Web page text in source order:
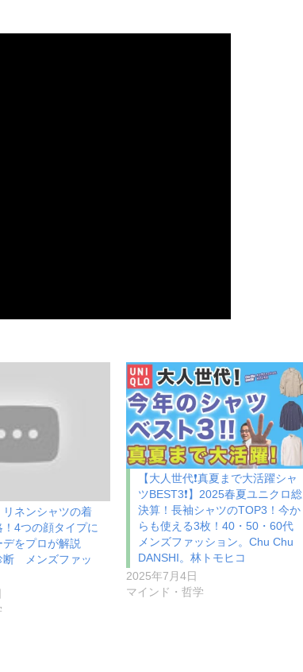
ネンシャツの着
4つの顔タイプに
をプロが解説
断 メンズファッ
【大人世代❗️真夏まで大活躍シャ
ツBEST3❗️】2025春夏ユニクロ総
決算！長袖シャツのTOP3！今か
らも使える3枚！40・50・60代
メンズファッション。Chu Chu
DANSHI。林トモヒコ
2025年7月4日
マインド・哲学